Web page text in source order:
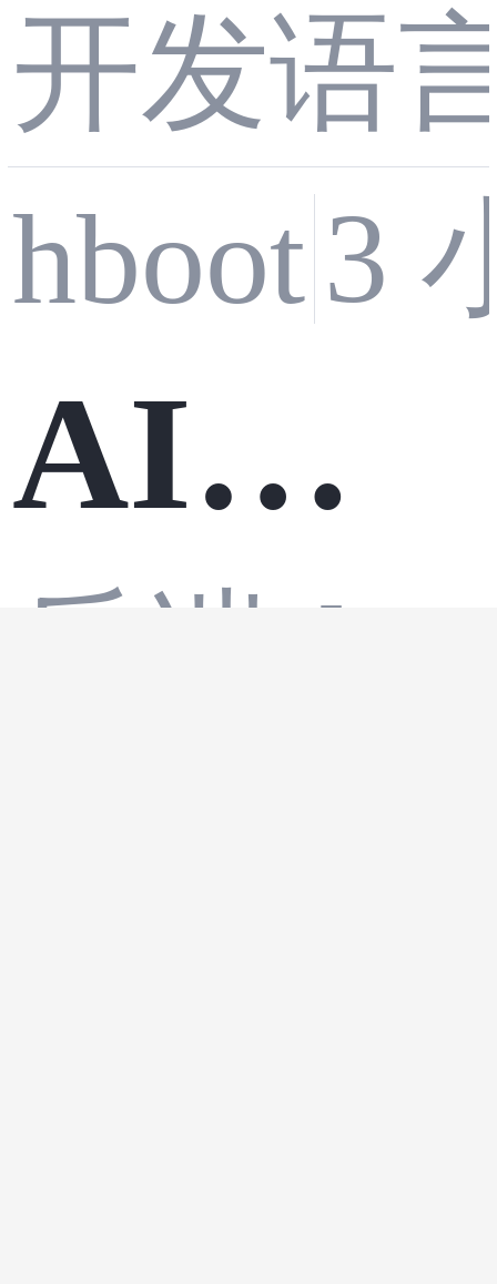
系统
架构
拆
开发语
hboot3
AI工
后端